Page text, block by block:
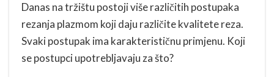
Danas na tržištu postoji više različitih postupaka
rezanja plazmom koji daju različite kvalitete reza.
Svaki postupak ima karakterističnu primjenu. Koji
se postupci upotrebljavaju za što?